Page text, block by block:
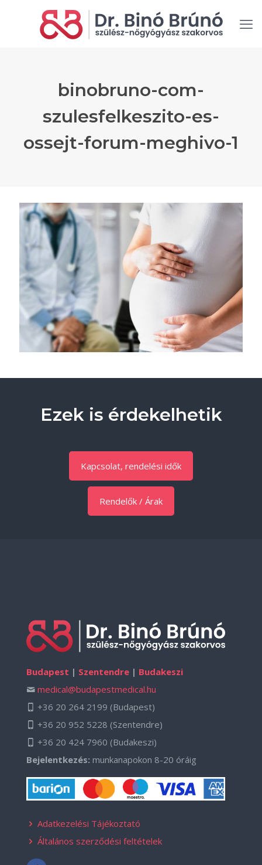
binobruno-com-
szulesfelkeszito-es-
ossejt-forum-meghivo-1
Ezek is érdekelhetik
Kapcsolat, rendelési idők
Rendelők / Árak
Budapest | Szentendre | Budakeszi
medical@budapestmedical.hu
+36 20 264 2199 (Budapest)
+36 20 952 5228 (Szentendre)
+36 20 424 7960 (Budakeszi)
Bejelentkezés: munkanapokon 8-20 óráig
Adatkezelési Tájékoztató
Általános szerződési feltételek